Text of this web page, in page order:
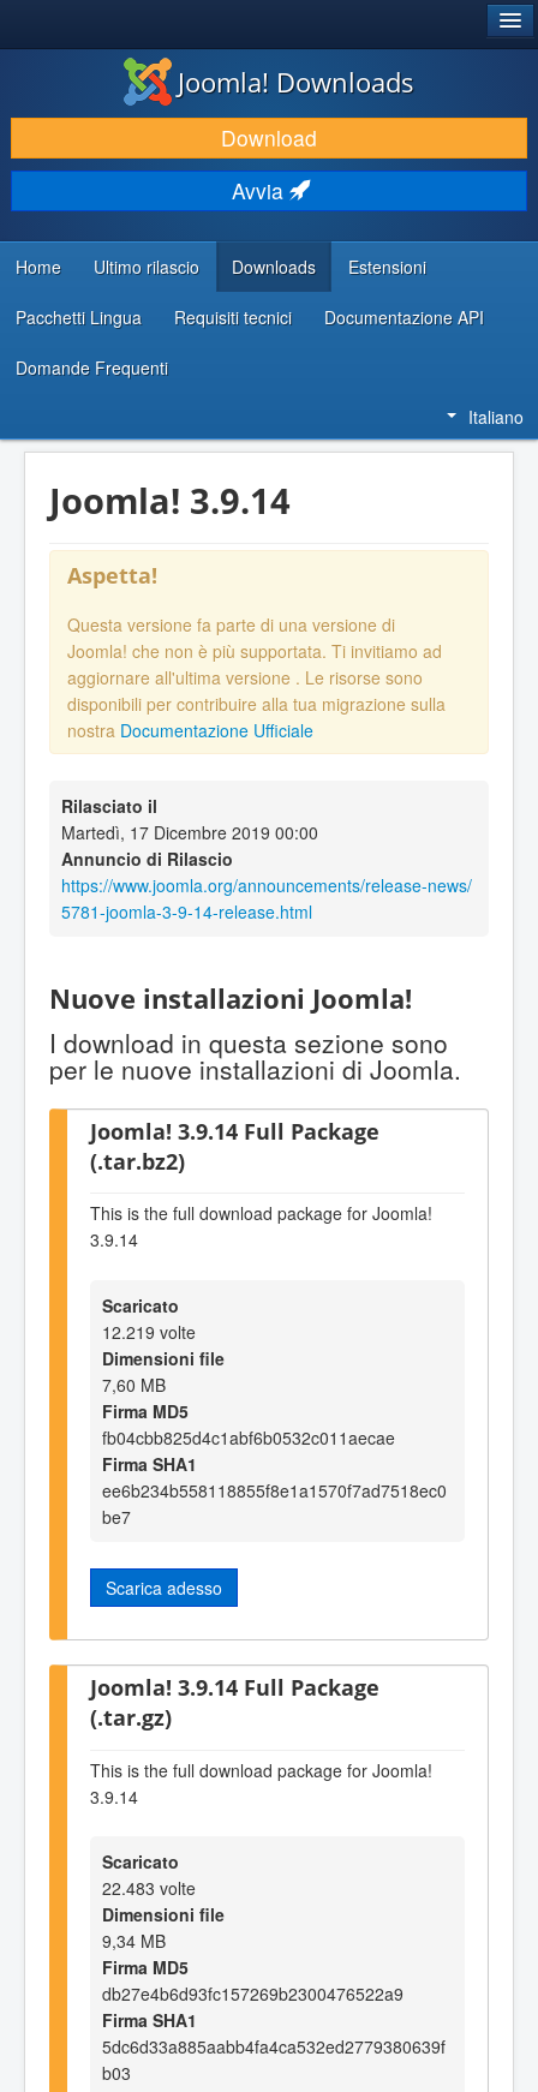
SCARICA & ESTENDI
SCOPRI & IMPARA
COMUNITÀ & SUPPORTO
RISORSE PER SVILUPPATORI
Joomla! Downloads
Download
Avvia
Home Ultimo rilascio Downloads Estensioni
Pacchetti Lingua Requisiti tecnici Documentazione API
Domande Frequenti
Italiano
Joomla! 3.9.14
Aspetta!
Questa versione fa parte di una versione di
Joomla! che non è più supportata. Ti invitiamo ad
aggiornare all'ultima versione . Le risorse sono
disponibili per contribuire alla tua migrazione sulla
nostra Documentazione Ufficiale
Rilasciato il
Martedì, 17 Dicembre 2019 00:00
Annuncio di Rilascio
https://www.joomla.org/announcements/release-news/
5781-joomla-3-9-14-release.html
Nuove installazioni Joomla!
I download in questa sezione sono
per le nuove installazioni di Joomla.
Joomla! 3.9.14 Full Package
(.tar.bz2)
This is the full download package for Joomla!
3.9.14
Scaricato
12.219 volte
Dimensioni file
7,60 MB
Firma MD5
fb04cbb825d4c1abf6b0532c011aecae
Firma SHA1
ee6b234b558118855f8e1a1570f7ad7518ec0
be7
Scarica adesso
Joomla! 3.9.14 Full Package
(.tar.gz)
This is the full download package for Joomla!
3.9.14
Scaricato
22.483 volte
Dimensioni file
9,34 MB
Firma MD5
db27e4b6d93fc157269b2300476522a9
Firma SHA1
5dc6d33a885aabb4fa4ca532ed2779380639f
b03